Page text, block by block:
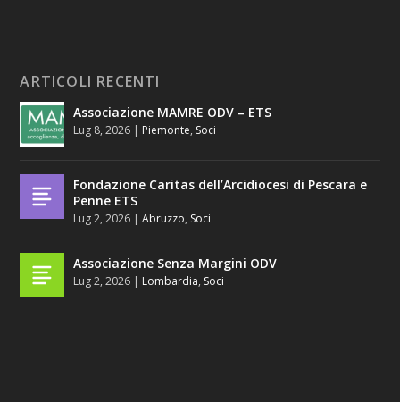
ARTICOLI RECENTI
Associazione MAMRE ODV – ETS
Lug 8, 2026 | Piemonte, Soci
Fondazione Caritas dell’Arcidiocesi di Pescara e
Penne ETS
Lug 2, 2026 |Abruzzo, Soci
Associazione Senza Margini ODV
Lug 2, 2026 | Lombardia, Soci